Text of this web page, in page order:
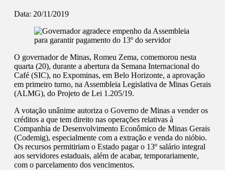
Data: 20/11/2019
O governador de Minas, Romeu Zema, comemorou nesta
quarta (20), durante a abertura da Semana Internacional do
Café (SIC), no Expominas, em Belo Horizonte, a aprovação
em primeiro turno, na Assembleia Legislativa de Minas Gerais
(ALMG), do Projeto de Lei 1.205/19.
A votação unânime autoriza o Governo de Minas a vender os
créditos a que tem direito nas operações relativas à
Companhia de Desenvolvimento Econômico de Minas Gerais
(Codemig), especialmente com a extração e venda do nióbio.
Os recursos permitiriam o Estado pagar o 13º salário integral
aos servidores estaduais, além de acabar, temporariamente,
com o parcelamento dos vencimentos.